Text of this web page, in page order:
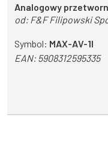
Analogowy
od: F&F Filipowski
Symbol: MAX-AV-1I
EAN:5908312595335